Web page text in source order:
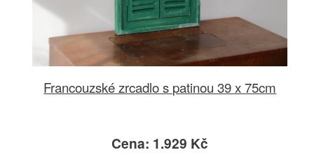
Francouzské zrcadlo s patinou 39 x 75cm
Cena: 1.929 Kč